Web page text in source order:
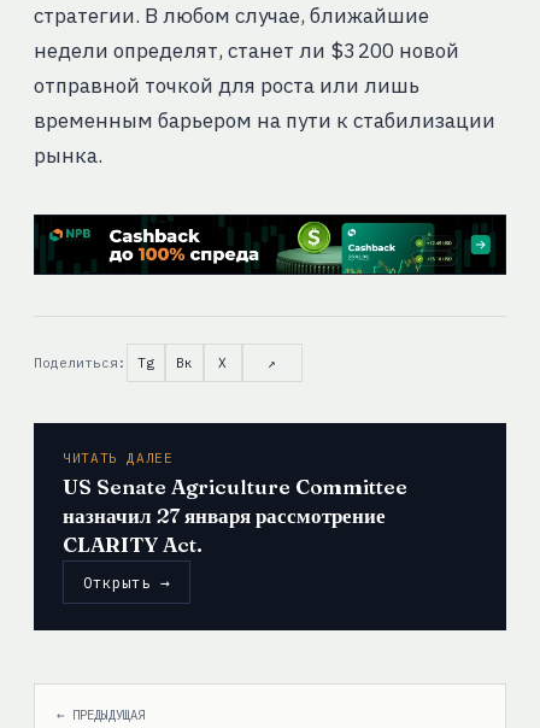
стратегии. В любом случае, ближайшие
недели определят, станет ли $3 200 новой
отправной точкой для роста или лишь
временным барьером на пути к стабилизации
рынка.
Поделиться: Tg Вк X ↗
ЧИТАТЬ ДАЛЕЕ
US Senate Agriculture Committee
назначил 27 января рассмотрение
CLARITY Act.
Открыть →
← ПРЕДЫДУЩАЯ